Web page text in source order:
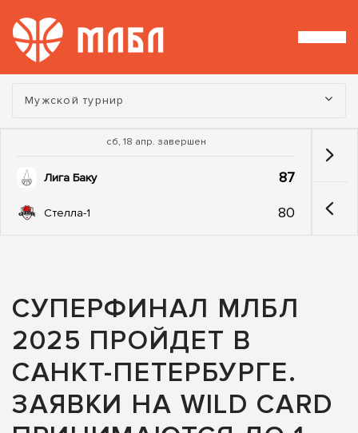
Турнир:
Мужской турнир
сб, 18 апр. завершен
Лига Баку 87
Стелла-1 80
СУПЕРФИНАЛ МЛБЛ
2025 ПРОЙДЕТ В
САНКТ-ПЕТЕРБУРГЕ.
ЗАЯВКИ НА WILD CARD